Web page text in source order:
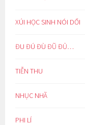
XÚI HỌC SINH NÓI DỐI
ĐU ĐÚ ĐÙ ĐŨ ĐỦ…
TIỄN THU
NHỤC NHÃ
PHI LÍ